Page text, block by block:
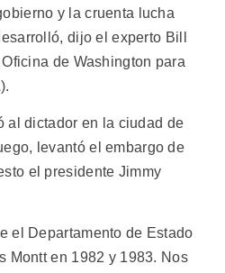
y la cruenta lucha
dijo el experto Bill
de Washington para
al dictador en la ciudad de
levantó el embargo de
el presidente Jimmy
el Departamento de Estado
Montt en 1982 y 1983. Nos